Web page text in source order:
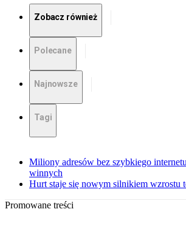
Zobacz również
Polecane
Najnowsze
Tagi
Miliony adresów bez szybkiego
winnych
Hurt staje się nowym silnikiem wzrostu
Promowane treści